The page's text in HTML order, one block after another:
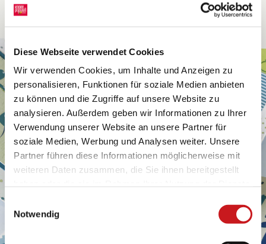
Diese Webseite verwendet Cookies
Wir verwenden Cookies, um Inhalte und Anzeigen zu
personalisieren, Funktionen für soziale Medien anbieten
zu können und die Zugriffe auf unsere Website zu
analysieren. Außerdem geben wir Informationen zu Ihrer
Verwendung unserer Website an unsere Partner für
soziale Medien, Werbung und Analysen weiter. Unsere
Partner führen diese Informationen möglicherweise mit
weiteren Daten zusammen, die Sie ihnen bereitgestellt
Datenschutzhinweisen
mehr darüber, wer wir sind, wie
personenbezogene Daten verarbeiten. Hier geht’s zum
Einwilligungsauswahl
Notwendig